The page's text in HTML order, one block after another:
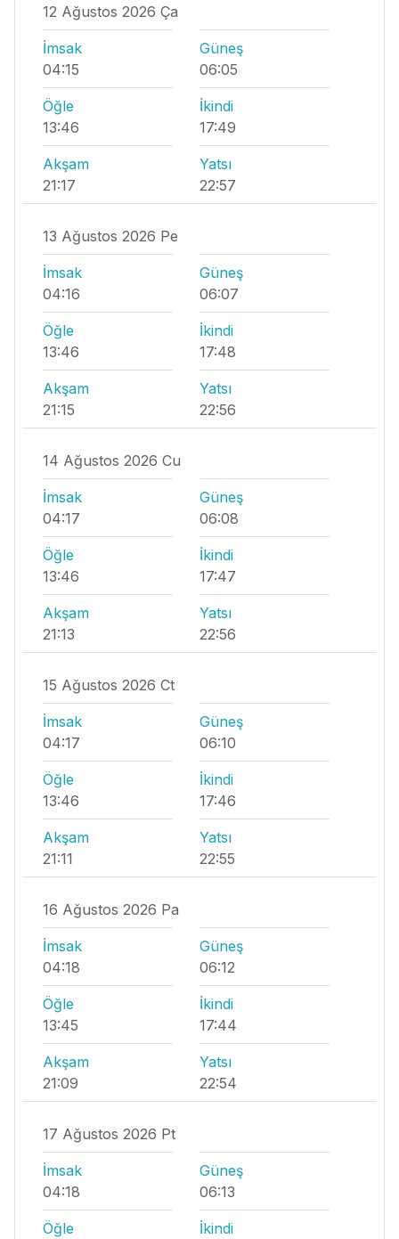
12 Ağustos 2026 Ça
İmsak
04:15
Güneş
06:05
Öğle
13:46
İkindi
17:49
Akşam
21:17
Yatsı
22:57
13 Ağustos 2026 Pe
İmsak
04:16
Güneş
06:07
Öğle
13:46
İkindi
17:48
Akşam
21:15
Yatsı
22:56
14 Ağustos 2026 Cu
İmsak
04:17
Güneş
06:08
Öğle
13:46
İkindi
17:47
Akşam
21:13
Yatsı
22:56
15 Ağustos 2026 Ct
İmsak
04:17
Güneş
06:10
Öğle
13:46
İkindi
17:46
Akşam
21:11
Yatsı
22:55
16 Ağustos 2026 Pa
İmsak
04:18
Güneş
06:12
Öğle
13:45
İkindi
17:44
Akşam
21:09
Yatsı
22:54
17 Ağustos 2026 Pt
İmsak
04:18
Güneş
06:13
Öğle
İkindi